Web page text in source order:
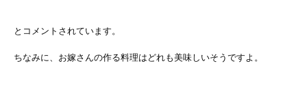
とコメントされています。
ちなみに、お嫁さんの作る料理はどれも美味しいそうですよ。